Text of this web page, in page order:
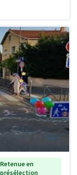
Retenue en
présélection